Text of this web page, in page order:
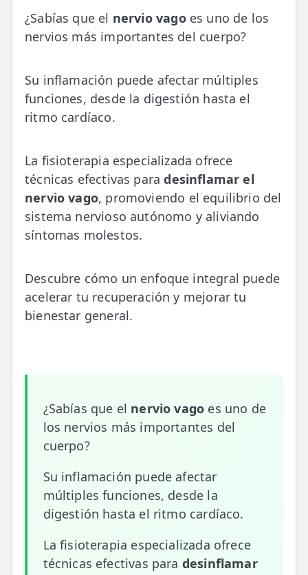
💆‍♀️ Tratamientos
😓 Síntomas
📰 Blog
🏢 Empresas
UBICACIONES
🔍 Buscador Clínicas
📍 Barrio del Pilar
📍 Chamberí - Centro
📍 Carabanchel - Usera
📍 Bravo Murillo
🛍️ Tienda Bonos
🛍️ Tienda Productos Fisioterapia
🎁 Tarjetas Regalo
🛒 Carrito
❤️ Ofertas
CONTACTO
¿Sabías que el nervio vagoes uno de los
nervios más importantes del cuerpo?
Su inflamación puede afectar múltiples
funciones, desde la digestión hasta el
ritmo cardíaco.
La fisioterapia especializada ofrece
técnicas efectivas paradesinflamar el
nervio vago, promoviendo el equilibrio del
sistema nervioso autónomo y aliviando
síntomas molestos.
Descubre cómo un enfoque integral puede
acelerar tu recuperación y mejorar tu
bienestar general.
¿Sabías que el nervio vago es uno de
los nervios más importantes del
cuerpo?
Su inflamación puede afectar
múltiples funciones, desde la
digestión hasta el ritmo cardíaco.
La fisioterapia especializada ofrece
técnicas efectivas para desinflamar